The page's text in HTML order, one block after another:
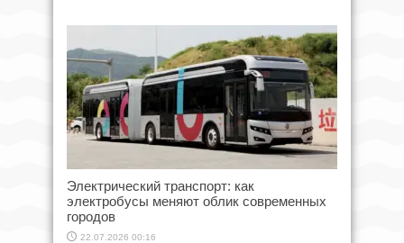
Электрический транспорт: как
электробусы меняют облик современных
городов
22.07.2026 00:16